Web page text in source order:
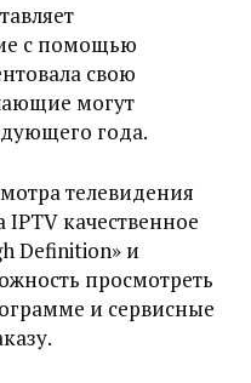
с помощью
свою
могут
года.
телевидения
качественное
Definition» и
просмотреть
и сервисные